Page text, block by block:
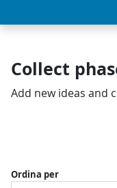
Collect
Add new ideas and
Ordina per